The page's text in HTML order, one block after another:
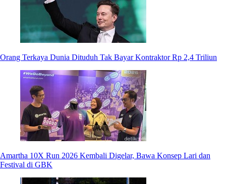
Orang Terkaya Dunia Dituduh Tak Bayar Kontraktor Rp 2,4 Triliun
Amartha 10X Run 2026 Kembali Digelar, Bawa Konsep Lari dan
Festival di GBK